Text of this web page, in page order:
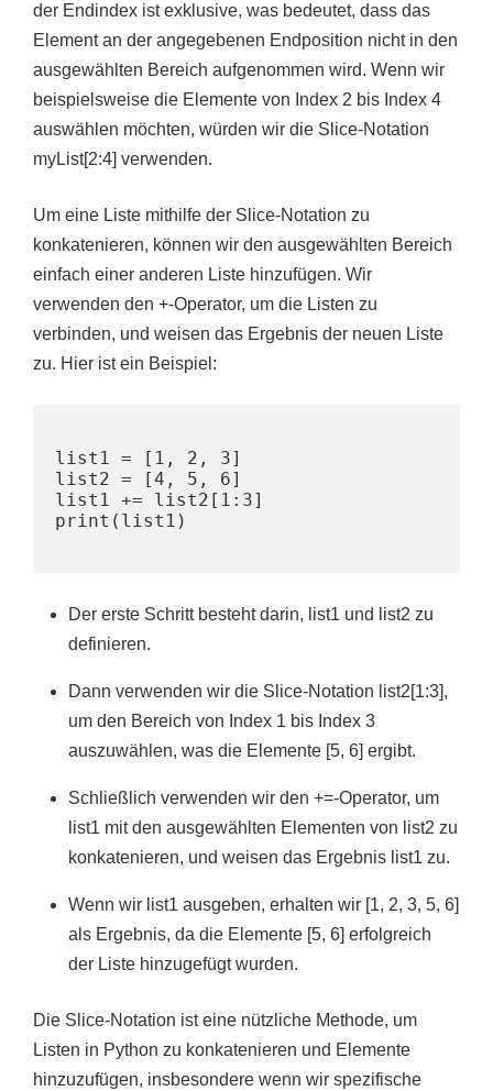
der Endindex ist exklusive, was bedeutet, dass das
Element an der angegebenen Endposition nicht in den
ausgewählten Bereich aufgenommen wird. Wenn wir
beispielsweise die Elemente von Index 2 bis Index 4
auswählen möchten, würden wir die Slice-Notation
myList[2:4] verwenden.
Um eine Liste mithilfe der Slice-Notation zu
konkatenieren, können wir den ausgewählten Bereich
einfach einer anderen Liste hinzufügen. Wir
verwenden den +-Operator, um die Listen zu
verbinden, und weisen das Ergebnis der neuen Liste
zu. Hier ist ein Beispiel:
list1 = [1, 2, 3]
list2 = [4, 5, 6]
list1 += list2[1:3]
Der erste Schritt besteht darin, list1 und list2 zu
definieren.
Dann verwenden wir die Slice-Notation list2[1:3],
um den Bereich von Index 1 bis Index 3
auszuwählen, was die Elemente [5, 6] ergibt.
Schließlich verwenden wir den +=-Operator, um
list1 mit den ausgewählten Elementen von list2 zu
konkatenieren, und weisen das Ergebnis list1 zu.
Wenn wir list1 ausgeben, erhalten wir [1, 2, 3, 5, 6]
als Ergebnis, da die Elemente [5, 6] erfolgreich
der Liste hinzugefügt wurden.
Die Slice-Notation ist eine nützliche Methode, um
Listen in Python zu konkatenieren und Elemente
hinzuzufügen, insbesondere wenn wir spezifische